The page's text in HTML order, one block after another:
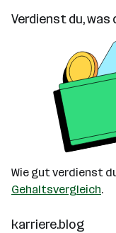
Verdienst du, was
Wie gut verdienst
Gehaltsvergleich.
karriere.blog